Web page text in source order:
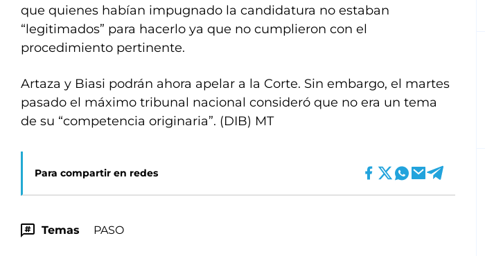
que quienes habían impugnado la candidatura no estaban
“legitimados” para hacerlo ya que no cumplieron con el
procedimiento pertinente.
Artaza y Biasi podrán ahora apelar a la Corte. Sin embargo, el martes
pasado el máximo tribunal nacional consideró que no era un tema
de su “competencia originaria”. (DIB) MT
Para compartir en redes
Temas PASO